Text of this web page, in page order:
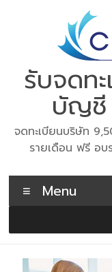
รับจดท
บัญชี
จดทะเบียนบริษัท
รายเดือน ฟรี อ
Menu